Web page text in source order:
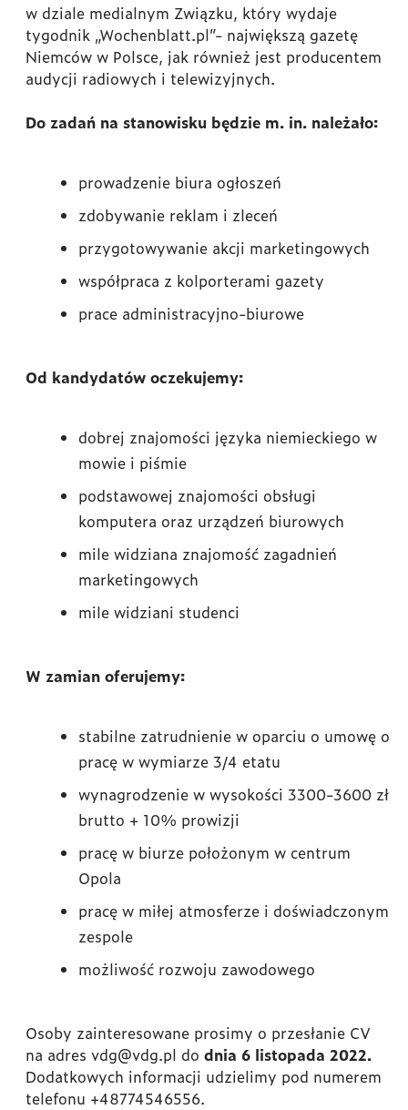
w dziale medialnym Związku, który wydaje
tygodnik „Wochenblatt.pl”- największą gazetę
Niemców w Polsce, jak również jest producentem
audycji radiowych i telewizyjnych.
Do zadań na stanowisku będzie m. in. należało:
prowadzenie biura ogłoszeń
zdobywanie reklam i zleceń
przygotowywanie akcji marketingowych
współpraca z kolporterami gazety
prace administracyjno-biurowe
Od kandydatów oczekujemy:
dobrej znajomości języka niemieckiego w
mowie i piśmie
podstawowej znajomości obsługi
komputera oraz urządzeń biurowych
mile widziana znajomość zagadnień
marketingowych
mile widziani studenci
W zamian oferujemy:
stabilne zatrudnienie w oparciu o umowę o
pracę w wymiarze 3/4 etatu
wynagrodzenie w wysokości 3300-3600 zł
brutto + 10% prowizji
pracę w biurze położonym w centrum
Opola
pracę w miłej atmosferze i doświadczonym
zespole
możliwość rozwoju zawodowego
Osoby zainteresowane prosimy o przesłanie CV
na adres vdg@vdg.pl do dnia 6 listopada 2022.
Dodatkowych informacji udzielimy pod numerem
telefonu +48774546556.